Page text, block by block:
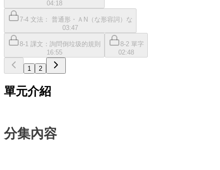
04:18
7-4 文法： 普通形・ＡN（な形容詞）な
03:47
8-1 課文：詢問倒垃圾的規則
16:55
8-2 單字
02:48
1 2
單元介紹
分集內容